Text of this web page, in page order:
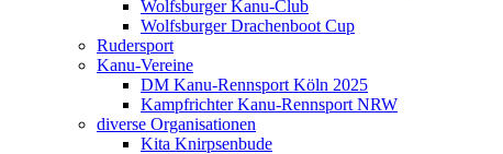
Wolfsburger Kanu-Club
Wolfsburger Drachenboot Cup
Rudersport
Kanu-Vereine
DM Kanu-Rennsport Köln 2025
Kampfrichter Kanu-Rennsport NRW
diverse Organisationen
Kita Knirpsenbude